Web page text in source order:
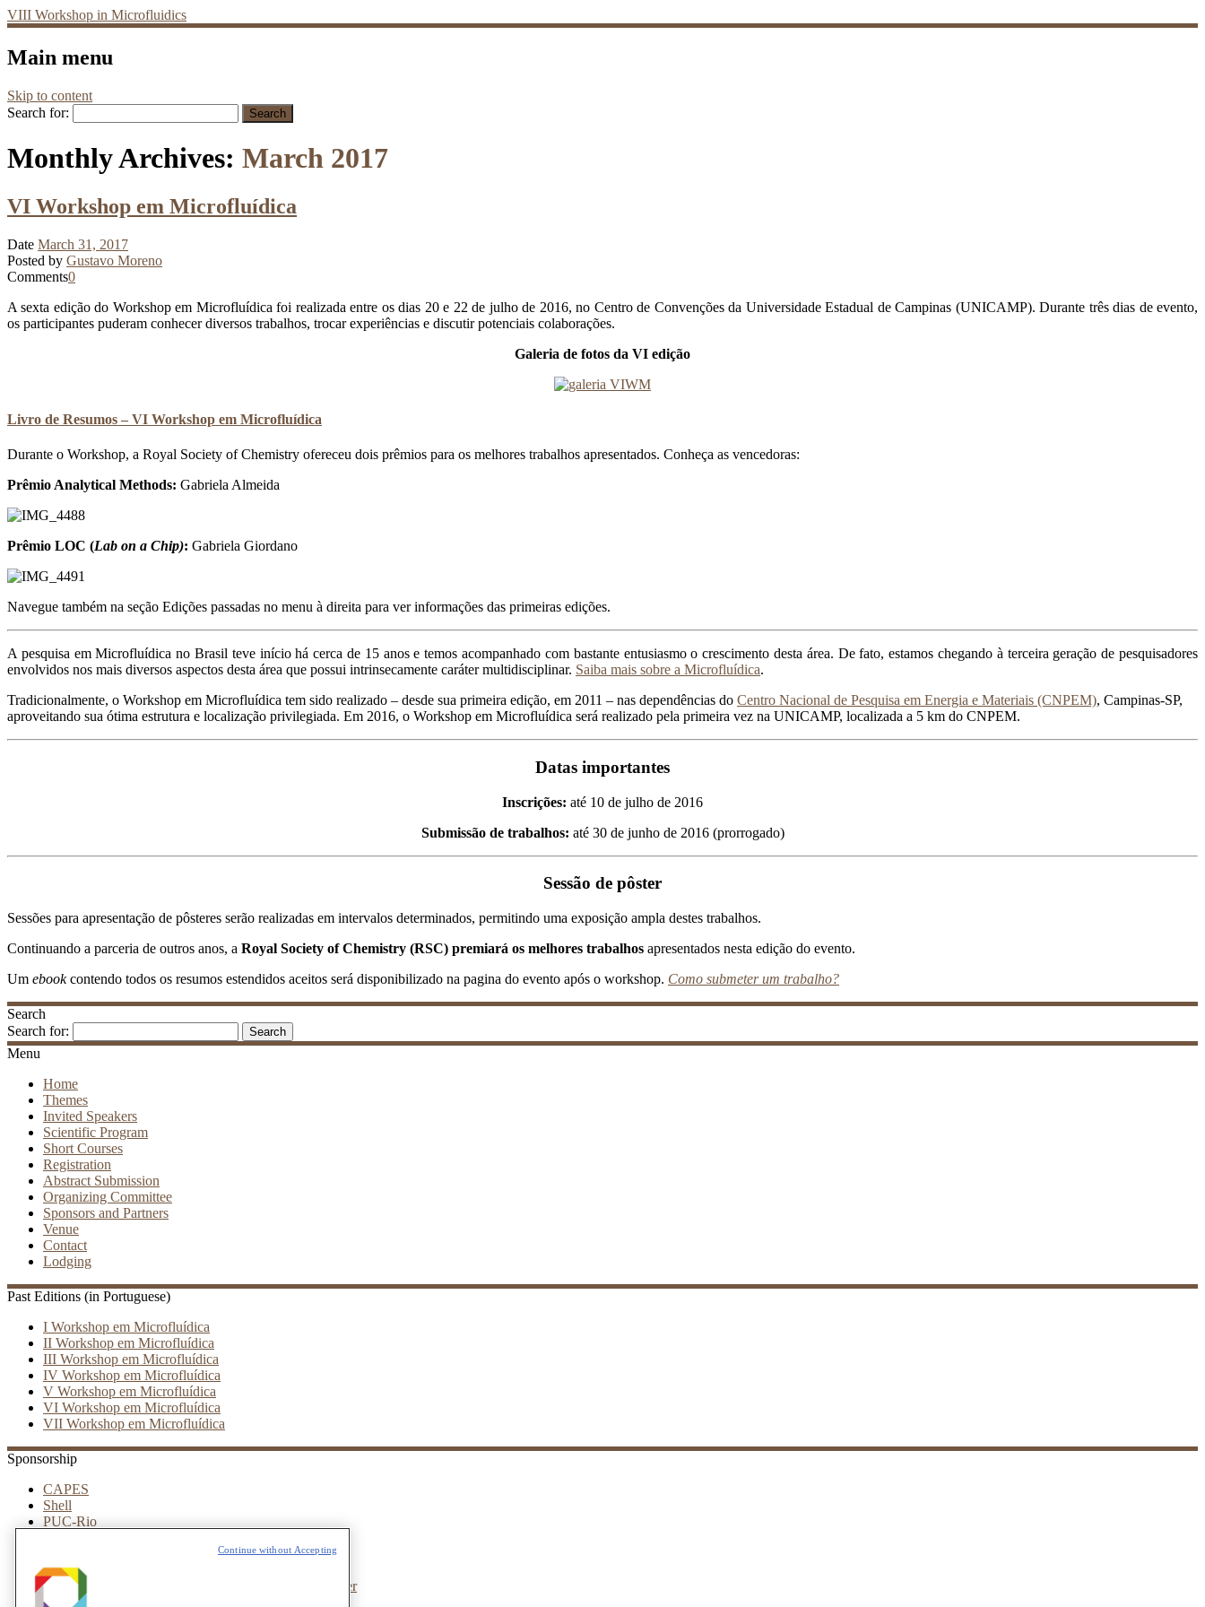
VIII Workshop in Microfluidics
Main menu
Skip to content
Search for:
Monthly Archives: March 2017
VI Workshop em Microfluídica
Date March 31, 2017
Posted by Gustavo Moreno
Comments0
A sexta edição do Workshop em Microfluídica foi realizada entre os dias 20 e 22 de julho de 2016, no Centro de Convenções da Universidade Estadual de Campinas (UNICAMP). Durante três dias de evento,
os participantes puderam conhecer diversos trabalhos, trocar experiências e discutir potenciais colaborações.
Galeria de fotos da VI edição
Livro de Resumos – VI Workshop em Microfluídica
Durante o Workshop, a Royal Society of Chemistry ofereceu dois prêmios para os melhores trabalhos apresentados. Conheça as vencedoras:
Prêmio Analytical Methods: Gabriela Almeida
Prêmio LOC (Lab on a Chip): Gabriela Giordano
Navegue também na seção Edições passadas no menu à direita para ver informações das primeiras edições.
A pesquisa em Microfluídica no Brasil teve início há cerca de 15 anos e temos acompanhado com bastante entusiasmo o crescimento desta área. De fato, estamos chegando à terceira geração de pesquisadores
envolvidos nos mais diversos aspectos desta área que possui intrinsecamente caráter multidisciplinar. Saiba mais sobre a Microfluídica.
Tradicionalmente, o Workshop em Microfluídica tem sido realizado – desde sua primeira edição, em 2011 – nas dependências do Centro Nacional de Pesquisa em Energia e Materiais (CNPEM), Campinas-SP,
aproveitando sua ótima estrutura e localização privilegiada. Em 2016, o Workshop em Microfluídica será realizado pela primeira vez na UNICAMP, localizada a 5 km do CNPEM.
Datas importantes
Inscrições: até 10 de julho de 2016
Submissão de trabalhos: até 30 de junho de 2016 (prorrogado)
Sessão de pôster
Sessões para apresentação de pôsteres serão realizadas em intervalos determinados, permitindo uma exposição ampla destes trabalhos.
Continuando a parceria de outros anos, a Royal Society of Chemistry (RSC) premiará os melhores trabalhos apresentados nesta edição do evento.
Um ebookcontendo todos os resumos estendidos aceitos será disponibilizado na pagina do evento após o workshop. Como submeter um trabalho?
Search
Search for:
Menu
Home
Themes
Invited Speakers
Scientific Program
Short Courses
Registration
Abstract Submission
Organizing Committee
Sponsors and Partners
Venue
Contact
Lodging
Past Editions (in Portuguese)
I Workshop em Microfluídica
II Workshop em Microfluídica
III Workshop em Microfluídica
IV Workshop em Microfluídica
V Workshop em Microfluídica
VI Workshop em Microfluídica
VII Workshop em Microfluídica
Sponsorship
CAPES
Shell
PUC-Rio
Metrohm
NBIC valley – Elveflow Microfluidic innovation center
Leica
Continue without Accepting